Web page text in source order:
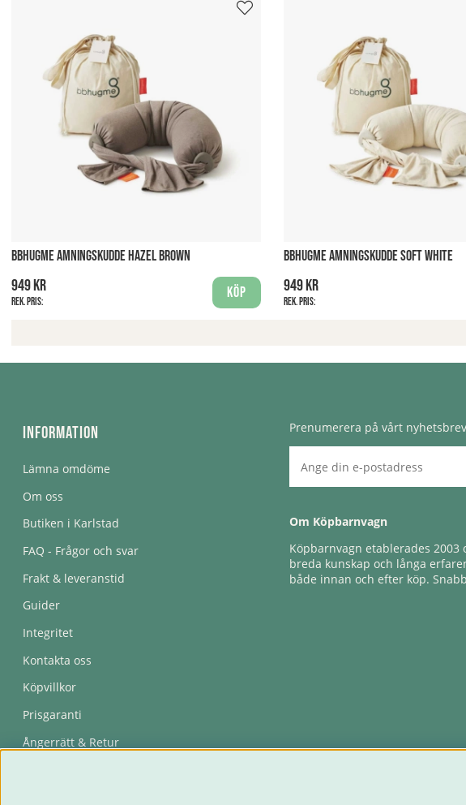
BBHUGME AMNINGSKUDDE HAZEL BROWN
949 kr
Rek. pris:
Köp
BBHUGME AMNINGSKUDDE SOFT WHITE
949 kr
Rek. pris:
Information
Lämna omdöme
Om oss
Butiken i Karlstad
FAQ - Frågor och svar
Frakt & leveranstid
Guider
Integritet
Kontakta oss
Köpvillkor
Prisgaranti
Ångerrätt & Retur
Prenumerera på vårt nyhetsbrev
Om Köpbarnvagn
Köpbarnvagn etablerades
breda kunskap och långa
både innan och efter köp.